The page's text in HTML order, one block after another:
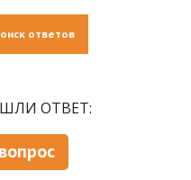
ответов
ОТВЕТ: